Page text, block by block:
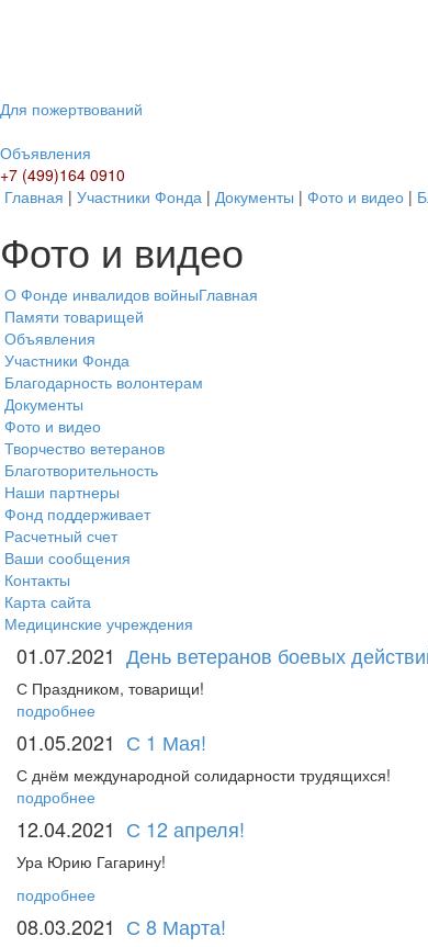
Для пожертвований
Объявления
+7 (499)164 0910
Главная | Участники Фонда | Документы | Фото и видео |
Фото и видео
Главная
О Фонде инвалидов войны
Памяти товарищей
Объявления
Участники Фонда
Благодарность волонтерам
Документы
Фото и видео
Творчество ветеранов
Благотворительность
Наши партнеры
Фонд поддерживает
Расчетный счет
Ваши сообщения
Контакты
Карта сайта
Медицинские учреждения
01.07.2021 День ветеранов боевых
С Праздником, товарищи!
подробнее
01.05.2021 С 1 Мая!
С днём международной солидарности трудящихся!
подробнее
12.04.2021 С 12 апреля!
Ура Юрию Гагарину!
подробнее
08.03.2021 С 8 Марта!